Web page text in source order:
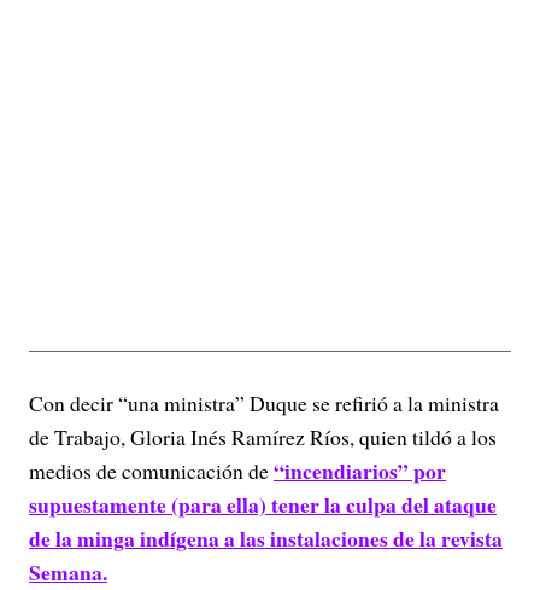
Con decir “una ministra” Duque se refirió a la ministra
de Trabajo, Gloria Inés Ramírez Ríos, quien tildó a los
medios de comunicación de“incendiarios” por
supuestamente (para ella) tener la culpa del ataque
de la minga indígena a las instalaciones de la revista
Semana.